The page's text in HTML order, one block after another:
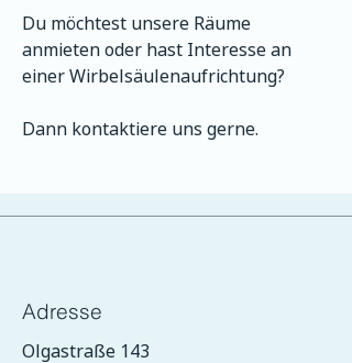
Du möchtest unsere Räume
anmieten oder hast Interesse an
einer Wirbelsäulenaufrichtung?
Dann kontaktiere uns gerne.
Adresse
Olgastraße 143